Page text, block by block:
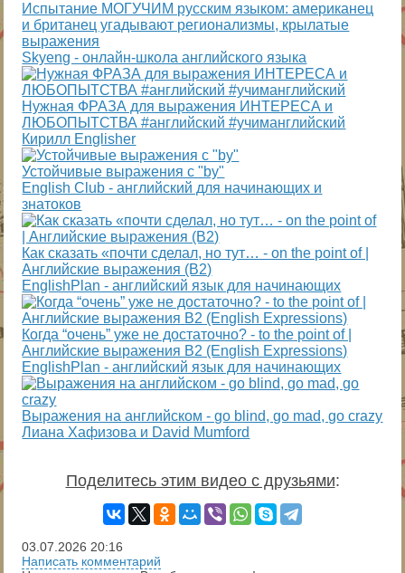
Испытание МОГУЧИМ русским языком: американец
и британец угадывают регионализмы, крылатые
выражения
Skyeng - онлайн-школа английского языка
Нужная ФРАЗА для выражения ИНТЕРЕСА и
ЛЮБОПЫТСТВА #английский #учиманглийский
Кирилл Englisher
Устойчивые выражения с "by"
English Club - английский для начинающих и
знатоков
Как сказать «почти сделал, но тут… - on the point of |
Английские выражения (B2)
EnglishPlan - английский язык для начинающих
Когда “очень” уже не достаточно? - to the point of |
Английские выражения B2 (English Expressions)
EnglishPlan - английский язык для начинающих
Выражения на английском - go blind, go mad, go crazy
Лиана Хафизова и David Mumford
Поделитесь этим видео с друзьями:
03.07.2026 20:16
Написать комментарий